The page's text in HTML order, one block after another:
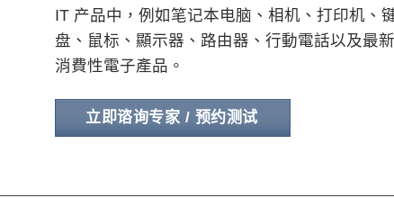
IT 产品中，例如笔记本电脑、相机、打印机、
盘、鼠标、顯示器、路由器、行動電話以及最
消費性電子產品。
立即谘询专家 / 预约测试